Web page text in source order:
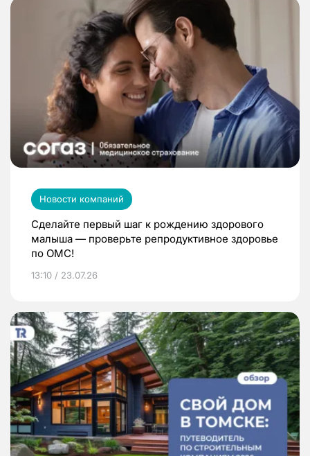
Новости компаний
Сделайте первый шаг к рождению здорового
малыша — проверьте репродуктивное здоровье
по ОМС!
13:10 / 23.07.26